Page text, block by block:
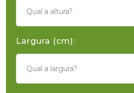
Largura (cm):